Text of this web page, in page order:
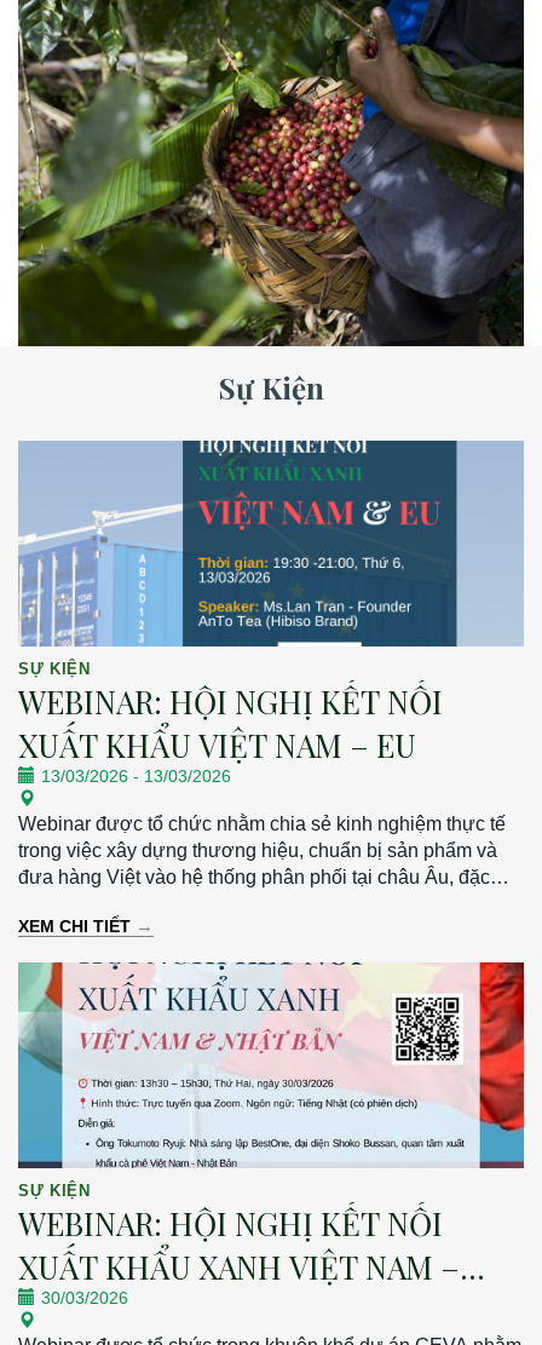
Sự Kiện
SỰ KIỆN
WEBINAR: HỘI NGHỊ KẾT NỐI
XUẤT KHẨU VIỆT NAM – EU
13/03/2026 - 13/03/2026
Webinar được tổ chức nhằm chia sẻ kinh nghiệm thực tế
trong việc xây dựng thương hiệu, chuẩn bị sản phẩm và
đưa hàng Việt vào hệ thống phân phối tại châu Âu, đặc
Sáu, ngày 13/03/2026 Hình thức: Trực tuyến qua Zoom
XEM CHI TIẾT →
SỰ KIỆN
WEBINAR: HỘI NGHỊ KẾT NỐI
XUẤT KHẨU XANH VIỆT NAM –
NHẬT BẢN
30/03/2026